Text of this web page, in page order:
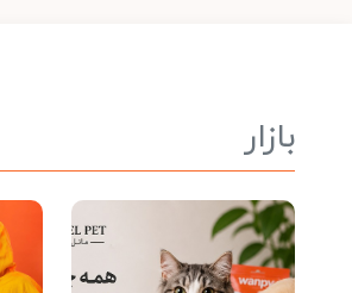
بازار